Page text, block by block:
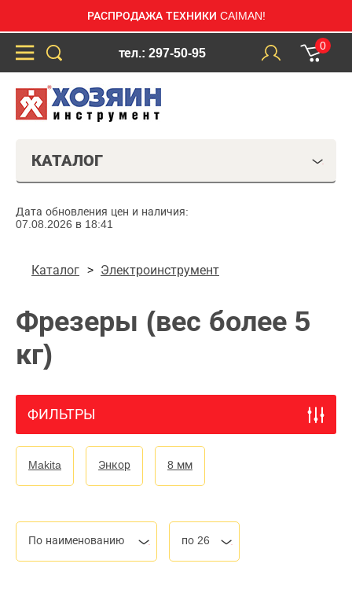
РАСПРОДАЖА ТЕХНИКИ CAIMAN!
тел.: 297-50-95
0
КАТАЛОГ
Дата обновления цен и наличия:
07.08.2026 в 18:41
Каталог Электроинструмент
Фрезеры (вес более 5
кг)
ФИЛЬТРЫ
Makita Энкор 8 мм
По наименованию по 26